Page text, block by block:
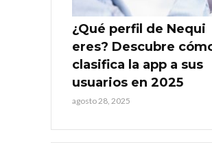
¿Qué perfil de Nequi
eres? Descubre
clasifica la app a sus
usuarios en 2025
agosto 28, 2025